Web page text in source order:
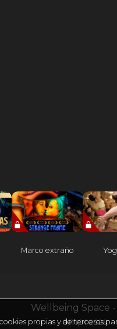
Marco extraño
Wellbeing Space -
empresas
propias y de terceros